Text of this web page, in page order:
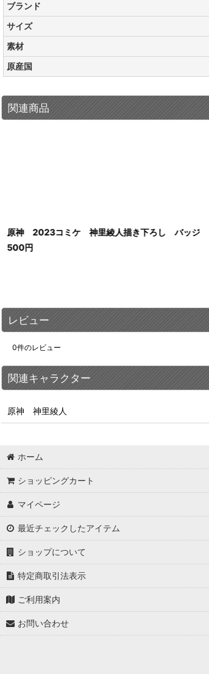
ブランド
サイズ
素材
原産国
関連商品
原神 2023コミケ 神里綾人描き下ろし バッジ
500円
レビュー
0件のレビュー
関連キャラクター
原神 神里綾人
ホーム
ショッピングカート
マイページ
最近チェックしたアイテム
ショップについて
特定商取引法表示
ご利用案内
お問い合わせ